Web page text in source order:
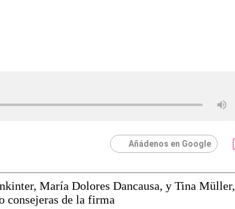
Añádenos en Google
María Dolores Dancausa, y Tina Müller,
consejeras de la firma